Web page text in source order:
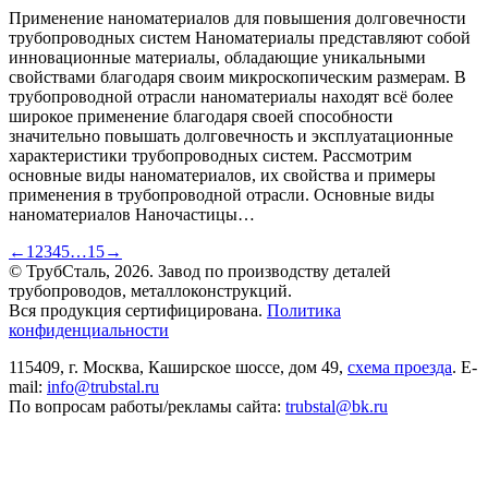
Применение наноматериалов для повышения долговечности
трубопроводных систем Наноматериалы представляют собой
инновационные материалы, обладающие уникальными
свойствами благодаря своим микроскопическим размерам. В
трубопроводной отрасли наноматериалы находят всё более
широкое применение благодаря своей способности
значительно повышать долговечность и эксплуатационные
характеристики трубопроводных систем. Рассмотрим
основные виды наноматериалов, их свойства и примеры
применения в трубопроводной отрасли. Основные виды
наноматериалов Наночастицы…
← 1 2345…15→
© ТрубСталь, 2026. Завод по производству деталей
трубопроводов, металлоконструкций.
Вся продукция сертифицирована. Политика
конфиденциальности
115409, г. Москва, Каширское шоссе, дом 49, схема проезда. E-
mail: info@trubstal.ru
По вопросам работы/рекламы сайта: trubstal@bk.ru